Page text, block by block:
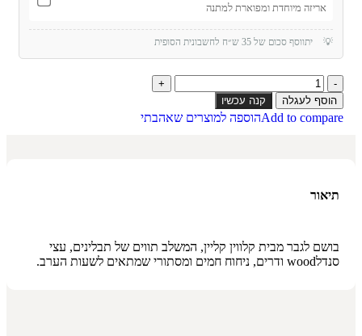
אריזה מיוחדת ומפוארת למתנה
💡 יתווסף סכום של 35 ש״ח לחשבונית הסופית
הוסף לעגלה קנה עכשיו
Add to compareהוספה למוצרים שאהבתי
תיאור
בושם לגבר מבית קלווין קליין, המשלב תווים של תבלינים, עצי
סנדלwood ודרים, ניחוח חמים ומסתורי שמתאים לשעות הערב.